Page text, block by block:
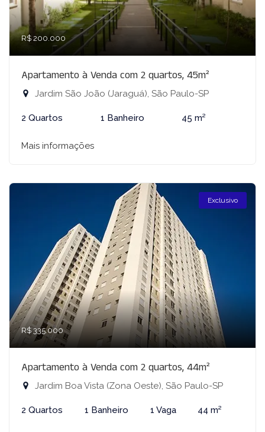
R$ 200.000
Apartamento à Venda com 2 quartos, 45m²
Jardim São João (Jaraguá), São Paulo-SP
2 Quartos 1 Banheiro 45 m²
Mais informações
Exclusivo
R$ 335.000
Apartamento à Venda com 2 quartos, 44m²
Jardim Boa Vista (Zona Oeste), São Paulo-SP
2 Quartos 1 Banheiro 1 Vaga 44 m²